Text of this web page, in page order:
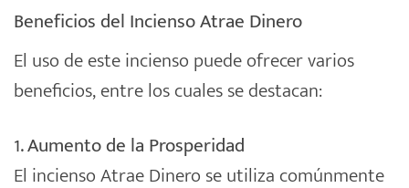
Beneficios del Incienso Atrae Dinero
El uso de este incienso puede ofrecer varios
beneficios, entre los cuales se destacan:
1. Aumento de la Prosperidad
El incienso Atrae Dinero se utiliza comúnmente